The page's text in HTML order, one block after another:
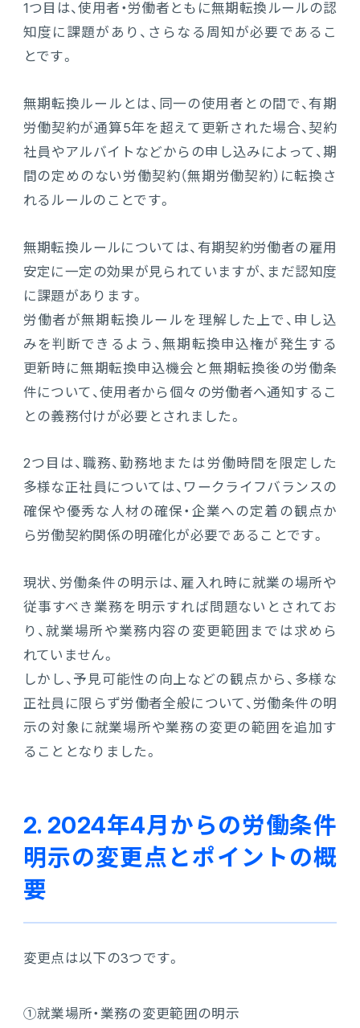
1つ目は、使用者・労働者ともに無期転換ルールの認
知度に課題があり、さらなる周知が必要であるこ
とです。
無期転換ルールとは、同一の使用者との間で、有期
労働契約が通算5年を超えて更新された場合、契約
社員やアルバイトなどからの申し込みによって、期
間の定めのない労働契約（無期労働契約）に転換さ
れるルールのことです。
無期転換ルールについては、有期契約労働者の雇用
安定に一定の効果が見られていますが、まだ認知度
に課題があります。
労働者が無期転換ルールを理解した上で、申し込
みを判断できるよう、無期転換申込権が発生する
更新時に無期転換申込機会と無期転換後の労働条
件について、使用者から個々の労働者へ通知するこ
との義務付けが必要とされました。
2つ目は、職務、勤務地または労働時間を限定した
多様な正社員については、ワークライフバランスの
確保や優秀な人材の確保・企業への定着の観点か
ら労働契約関係の明確化が必要であることです。
現状、労働条件の明示は、雇入れ時に就業の場所や
従事すべき業務を明示すれば問題ないとされてお
り、就業場所や業務内容の変更範囲までは求めら
れていません。
しかし、予見可能性の向上などの観点から、多様な
正社員に限らず労働者全般について、労働条件の明
示の対象に就業場所や業務の変更の範囲を追加す
ることとなりました。
2. 2024年4月からの労働条件
明示の変更点とポイントの概
要
変更点は以下の3つです。
①就業場所・業務の変更範囲の明示